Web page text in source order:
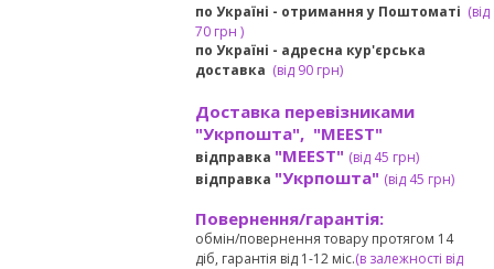
по Україні - отримання у Поштоматі (від
70 грн )
по Україні - адресна кур'єрська
доставка (від90 грн)
Доставка перевізниками
"Укрпошта", "MEEST"
відправка "MEEST" (від 45 грн)
відправка "Укрпошта" (від 45 грн)
Повернення/гарантія:
обмін/повернення товару протягом 14
діб, гарантія від 1-12 міс.(в залежності від